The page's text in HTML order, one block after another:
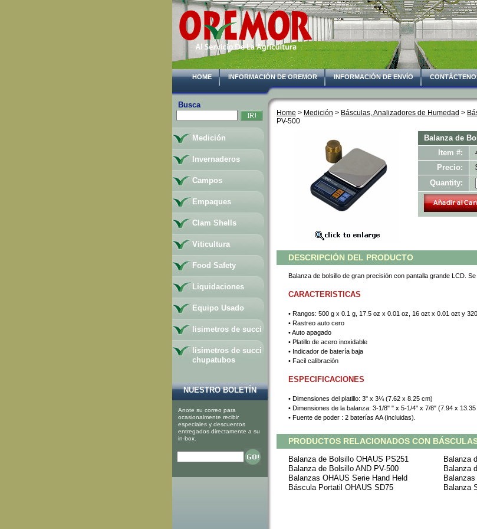
HOME INFORMACIÓN DE OREMOR INFORMACIÓN DE ENVÍO
Home > Medición > Básculas, Analizadores de Humedad >
PV-500
Balanza de
Item #:
Precio:
Quantity:
DESCRIPCIÓN DEL PRODUCTO
Balanza de bolsillo de gran precisión con pantalla grande LCD.
CARACTERISTICAS
• Rangos: 500 g x 0.1 g, 17.5 oz x 0.01 oz, 16 ozt x 0.01 ozt y
• Rastreo auto cero
• Auto apagado
• Platillo de acero inoxidable
• Indicador de batería baja
• Facil calibración
ESPECIFICACIONES
• Dimensiones del platillo: 3" x 3¼ (7.62 x 8.25 cm)
• Dimensiones de la balanza: 3-1/8" " x 5-1/4" x 7/8" (7.94 x
• Fuente de poder : 2 baterías AA (incluidas).
PRODUCTOS RELACIONADOS CON
Balanza de Bolsillo OHAUS PS251
Balanza
Balanza de Bolsillo AND PV-500
Balanza
Balanzas OHAUS Serie Hand Held
Báscula Portatil OHAUS SD75
Balanza
Busca
Medición
Invernaderos
Campos
Empaques
Clam Shells
Viticultura
Food Safety
Liquidaciones
Equipo Usado
lisimetros de succi
lisimetros de succi
chupatubos
NUESTRO BOLETÍN
Anote su correo para
ocasionalmente recibir
especiales y descuentos
entregados directamente a su
in-box.